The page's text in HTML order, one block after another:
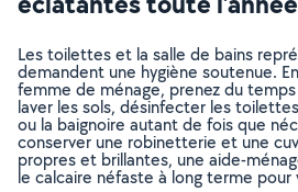
Les toilettes et la salle de bains
demandent une hygiène soutenue.
femme de ménage, prenez du
laver les sols, désinfecter les
ou la baignoire autant de fois que
conserver une robinetterie et une
propres et brillantes, une aide-
le calcaire néfaste à long terme pour